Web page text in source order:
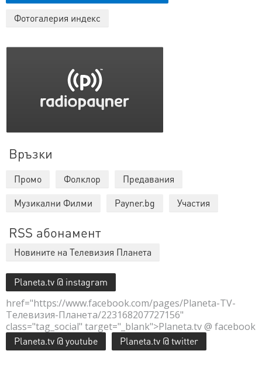
Фотогалерия индекс
Връзки
Промо Фолклор
Предавания
Музикални Филми
Payner.bg Участия
RSS абонамент
Новините на Телевизия Планета
Planeta.tv @ instagram
href="https://www.facebook.com/pages/Planeta-TV-
Телевизия-Планета/223168207727156"
class="tag_social" target="_blank">Planeta.tv @ facebook
Planeta.tv @ youtube Planeta.tv @ twitter